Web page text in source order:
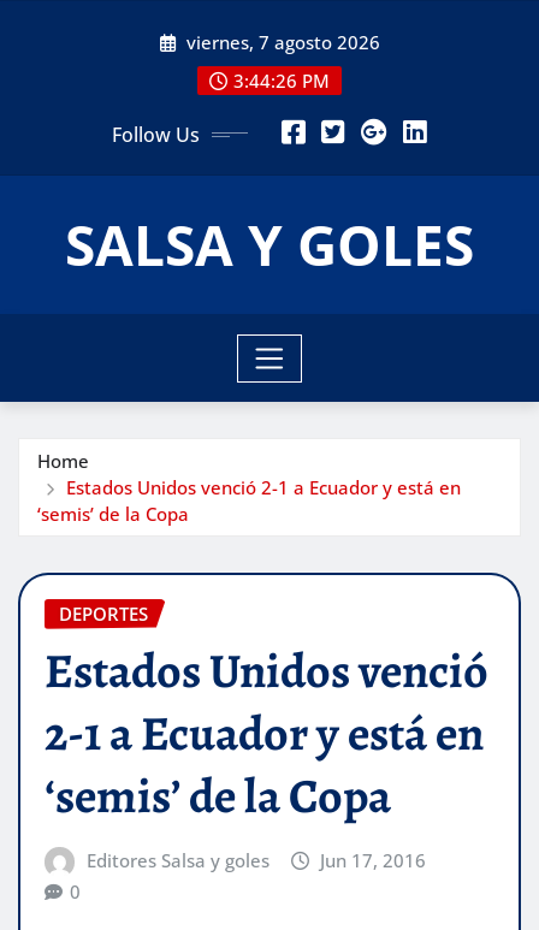
viernes, 7 agosto 2026
3:44:28 PM
Follow Us
SALSA Y GOLES
Home
Estados Unidos venció 2-1 a Ecuador y está en
‘semis’ de la Copa
DEPORTES
Estados Unidos venció
2-1 a Ecuador y está en
‘semis’ de la Copa
Editores Salsa y goles
Jun 17, 2016
0